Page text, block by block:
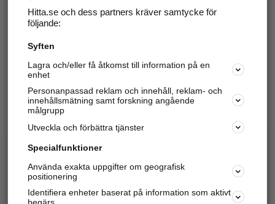
Hitta.se - Gratis nummerupplysning.
Sök företag, personer och platser.
Hitta telefonnummer, adresser, företagsinfo mm.
Marknadsför företaget
Kom igång och annonsera mot
samarbetspartners nära dig.
Hitta.se och dess partners kräver samtycke för
följande:
Syften
Lagra och/eller få åtkomst till information på en
enhet
Personanpassad reklam och innehåll, reklam- och
innehållsmätning samt forskning angående
målgrupp
Utveckla och förbättra tjänster
Specialfunktioner
Använda exakta uppgifter om geografisk
positionering
Identifiera enheter baserat på information som aktivt
begärs